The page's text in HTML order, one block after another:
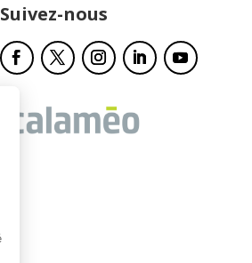
Suivez-nous